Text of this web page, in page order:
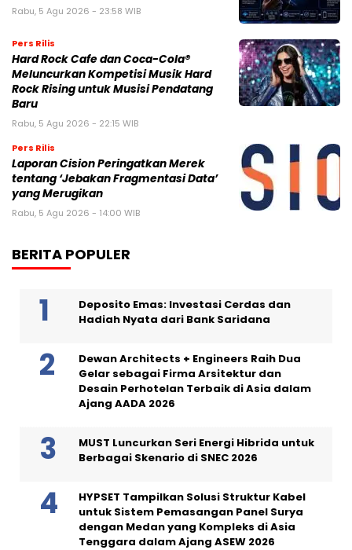
Rabu, 5 Agu 2026 - 23:58 WIB
Pers Rilis
Hard Rock Cafe dan Coca-Cola®
Meluncurkan Kompetisi Musik Hard
Rock Rising untuk Musisi Pendatang
Baru
Rabu, 5 Agu 2026 - 22:15 WIB
Pers Rilis
Laporan Cision Peringatkan Merek
tentang ‘Jebakan Fragmentasi Data’
yang Merugikan
Rabu, 5 Agu 2026 - 14:00 WIB
BERITA POPULER
Deposito Emas: Investasi Cerdas dan
Hadiah Nyata dari Bank Saridana
Dewan Architects + Engineers Raih Dua
Gelar sebagai Firma Arsitektur dan
Desain Perhotelan Terbaik di Asia dalam
Ajang AADA 2026
MUST Luncurkan Seri Energi Hibrida untuk
Berbagai Skenario di SNEC 2026
HYPSET Tampilkan Solusi Struktur Kabel
untuk Sistem Pemasangan Panel Surya
dengan Medan yang Kompleks di Asia
Tenggara dalam Ajang ASEW 2026